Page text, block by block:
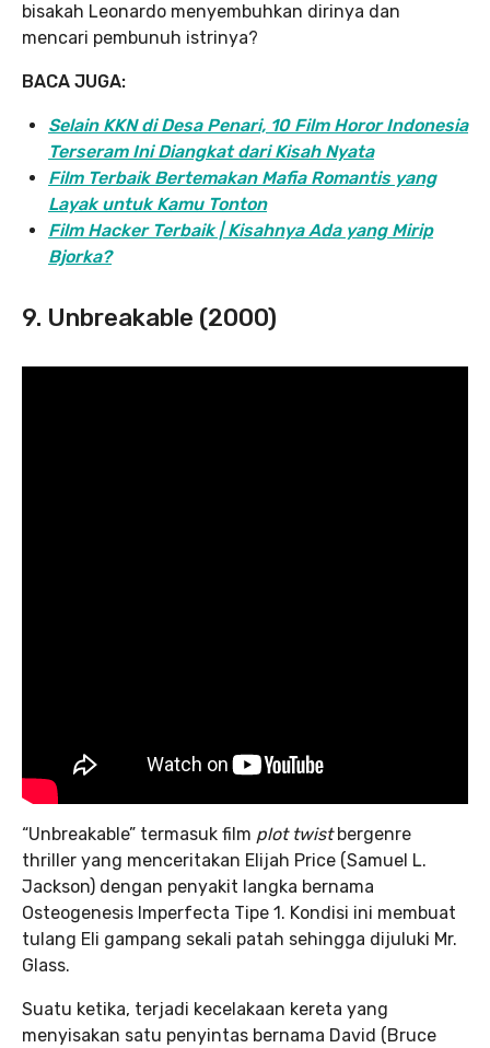
bisakah Leonardo menyembuhkan dirinya dan
mencari pembunuh istrinya?
BACA JUGA:
Selain KKN di Desa Penari, 10 Film Horor Indonesia
Terseram Ini Diangkat dari Kisah Nyata
Film Terbaik Bertemakan Mafia Romantis yang
Layak untuk Kamu Tonton
Film Hacker Terbaik | Kisahnya Ada yang Mirip
Bjorka?
9. Unbreakable (2000)
“Unbreakable” termasuk film plot twist bergenre
thriller yang menceritakan Elijah Price (Samuel L.
Jackson) dengan penyakit langka bernama
Osteogenesis Imperfecta Tipe 1. Kondisi ini membuat
tulang Eli gampang sekali patah sehingga dijuluki Mr.
Glass.
Suatu ketika, terjadi kecelakaan kereta yang
menyisakan satu penyintas bernama David (Bruce